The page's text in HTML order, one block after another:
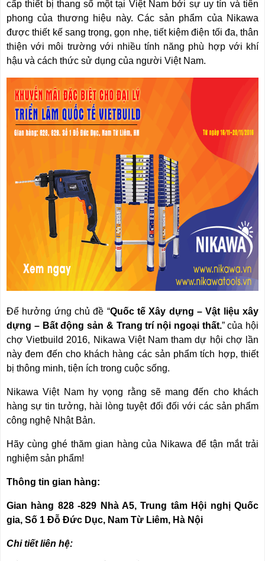
NÂNG
TAY
cấp thiết bị thang số một tại Việt Nam bởi sự uy tín và tiên
phong của thương hiệu này. Các sản phẩm của Nikawa
được thiết kế sang trọng, gọn nhẹ, tiết kiệm điện tối đa, thân
thiện với môi trường với nhiều tính năng phù hợp với khí
hậu và cách thức sử dụng của người Việt Nam.
Để hưởng ứng chủ đề “Quốc tế Xây dựng – Vật liệu xây
dựng – Bất động sản & Trang trí nội ngoại thất.” của hội
chợ Vietbuild 2016, Nikawa Việt Nam tham dự hội chợ lần
này đem đến cho khách hàng các sản phẩm tích hợp, thiết
bị thông minh, tiện ích trong cuộc sống.
Nikawa Việt Nam hy vọng rằng sẽ mang đến cho khách
hàng sự tin tưởng, hài lòng tuyệt đối đối với các sản phẩm
công nghệ Nhật Bản.
Hãy cùng ghé thăm gian hàng của Nikawa để tận mắt trải
nghiệm sản phẩm!
Thông tin gian hàng:
Gian hàng 828 -829 Nhà A5, Trung tâm Hội nghị Quốc
gia, Số 1 Đỗ Đức Dục, Nam Từ Liêm, Hà Nội
Chi tiết liên hệ: